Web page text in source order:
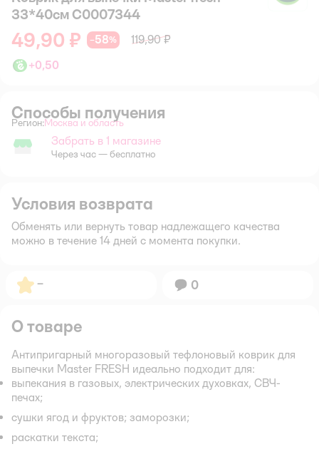
33*40см С0007344
49,90 ₽ −58%
119,90 ₽
+0,50
Способы получения
Регион: Выбор адреса доставки.
Москва и область
Забрать в магазине
Забрать в 1 магазине
Через час — бесплатно
Условия возврата
Обменять или вернуть товар надлежащего качества
можно в течение 14 дней с момента покупки.
Рейтинг:
– Вопросов:
0
О товаре
Антипригарный многоразовый тефлоновый коврик для
выпечки Master FRESH идеально подходит для:
выпекания в газовых, электрических духовках, СВЧ-
печах;
сушки ягод и фруктов; заморозки;
раскатки текста;